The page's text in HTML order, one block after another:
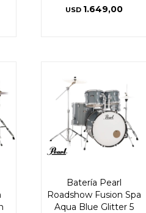
USD 1.649,00
Batería Pearl
Roadshow Fusion Spa
Aqua Blue Glitter 5